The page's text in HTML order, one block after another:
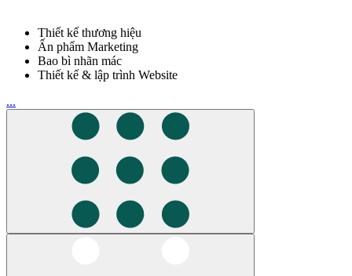
Thiết kế thương hiệu
Ấn phẩm Marketing
Bao bì nhãn mác
Thiết kế & lập trình Website
...